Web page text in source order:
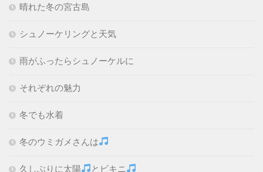
晴れた冬の宮古島
シュノーケリングと天気
雨がふったらシュノーケルに
それぞれの魅力
冬でも水着
冬のウミガメさんは
久しぶりに太陽 とビキニ